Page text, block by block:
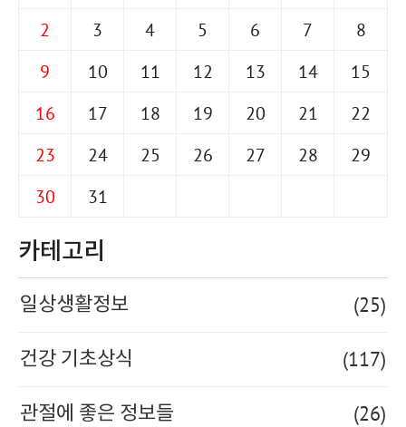
2
3 4 5 6 7
8
9
10 11 12 13 14
15
16
17 18 19 20 21
22
23
24 25 26 27 28
29
30
31
카테고리
일상생활정보 (25)
건강 기초상식 (117)
관절에 좋은 정보들 (26)